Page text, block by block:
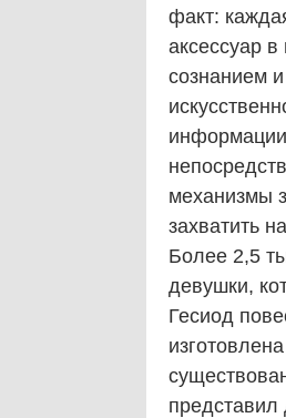
факт:
аксессуар
сознанием
механизмы
захватить
Более 2,5
девушки,
Гесиод
представил